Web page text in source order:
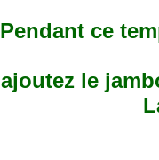
Pendant ce
ajoutez le